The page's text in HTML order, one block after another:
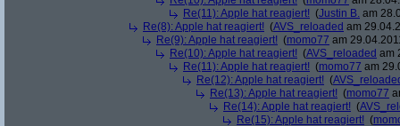
Re(11): Apple hat reagiert! (Justin B. am
Re(8): Apple hat reagiert! (AVS_reloaded am
Re(9): Apple hat reagiert! (momo77 am
Re(10): Apple hat reagiert! (AVS_reloaded am
Re(11): Apple hat reagiert! (momo77 am
Re(12): Apple hat reagiert! (
Re(13): Apple hat reagiert! (momo77
Re(14): Apple hat reagiert! (
Re(15): Apple hat reagiert! (